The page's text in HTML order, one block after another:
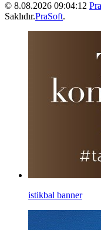
© 8.08.2026 09:04:12
Saklıdır.PraSoft.
istikbal banner